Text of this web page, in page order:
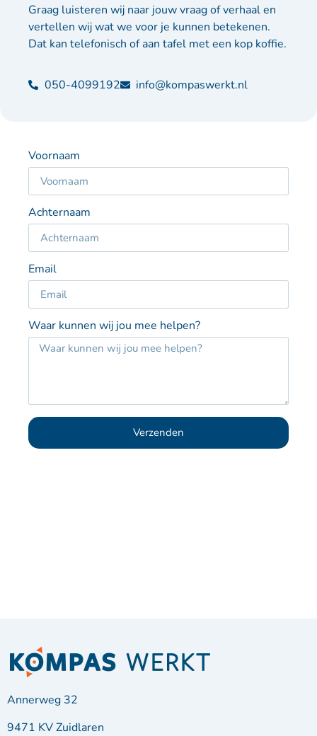
Graag luisteren wij naar jouw vraag of verhaal en
vertellen wij wat we voor je kunnen betekenen.
Dat kan telefonisch of aan tafel met een kop koffie.
050-4099192 info@kompaswerkt.nl
Voornaam
Achternaam
Email
Waar kunnen wij jou mee helpen?
Verzenden
Annerweg 32
9471 KV Zuidlaren